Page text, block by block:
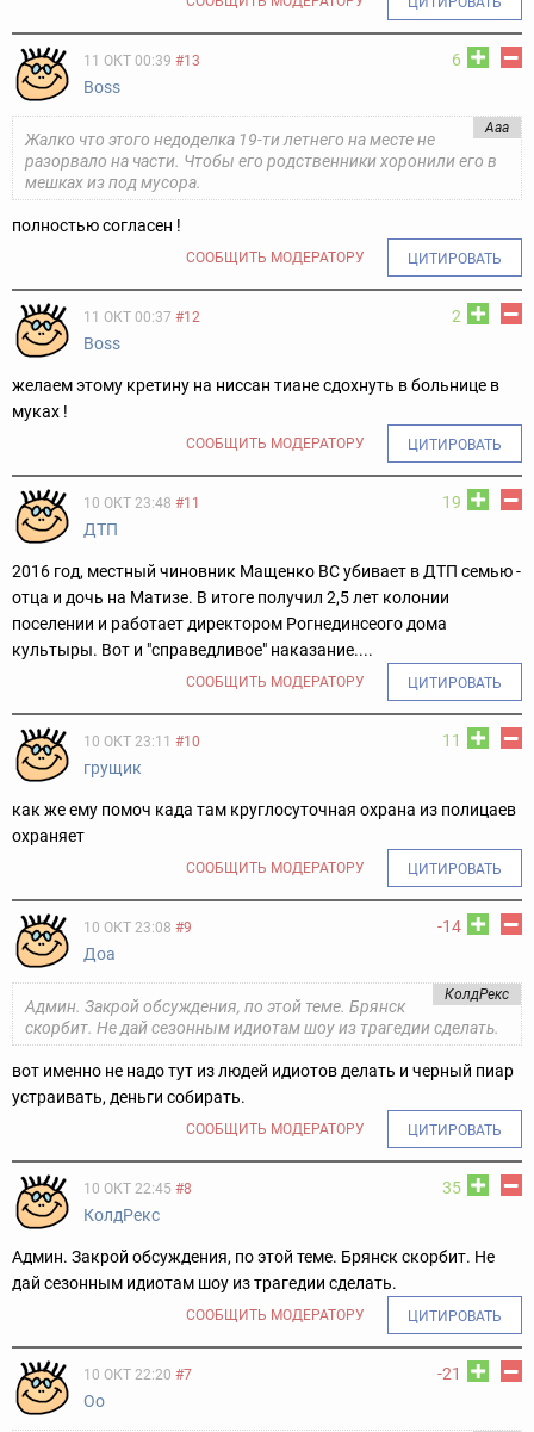
6
11 ОКТ 00:39 #13
Boss
Ааа
Жалко что этого недоделка 19-ти летнего на месте не
разорвало на части. Чтобы его родственники хоронили его в
мешках из под мусора.
полностью согласен !
СООБЩИТЬ МОДЕРАТОРУ ЦИТИРОВАТЬ
2
11 ОКТ 00:37 #12
Boss
желаем этому кретину на ниссан тиане сдохнуть в больнице в
муках !
СООБЩИТЬ МОДЕРАТОРУ ЦИТИРОВАТЬ
19
10 ОКТ 23:48 #11
ДТП
2016 год, местный чиновник Мащенко ВС убивает в ДТП семью -
отца и дочь на Матизе. В итоге получил 2,5 лет колонии
поселении и работает директором Рогнединсеого дома
культыры. Вот и "справедливое" наказание....
СООБЩИТЬ МОДЕРАТОРУ ЦИТИРОВАТЬ
11
10 ОКТ 23:11 #10
грущик
как же ему помоч када там круглосуточная охрана из полицаев
охраняет
СООБЩИТЬ МОДЕРАТОРУ ЦИТИРОВАТЬ
-14
10 ОКТ 23:08 #9
Доа
КолдРекс
Админ. Закрой обсуждения, по этой теме. Брянск
скорбит. Не дай сезонным идиотам шоу из трагедии сделать.
вот именно не надо тут из людей идиотов делать и черный пиар
устраивать, деньги собирать.
СООБЩИТЬ МОДЕРАТОРУ ЦИТИРОВАТЬ
35
10 ОКТ 22:45 #8
КолдРекс
Админ. Закрой обсуждения, по этой теме. Брянск скорбит. Не
дай сезонным идиотам шоу из трагедии сделать.
СООБЩИТЬ МОДЕРАТОРУ ЦИТИРОВАТЬ
-21
10 ОКТ 22:20 #7
Оо